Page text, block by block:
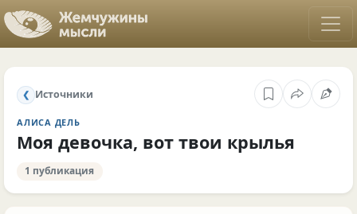
❮ Источники
АЛИСА ДЕЛЬ
Моя девочка, вот твои крылья
1 публикация